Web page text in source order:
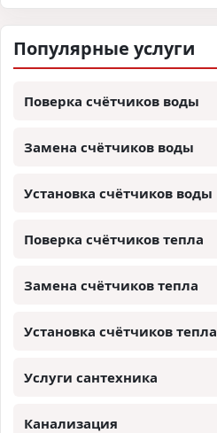
Популярные услуги
Поверка счётчиков воды
Замена счётчиков воды
Установка счётчиков воды
Поверка счётчиков тепла
Замена счётчиков тепла
Установка счётчиков тепла
Услуги сантехника
Канализация